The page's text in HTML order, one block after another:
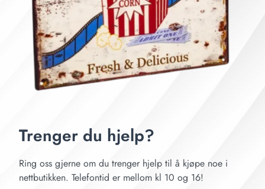
Trenger du hjelp?
Ring oss gjerne om du trenger hjelp til å kjøpe noe i
nettbutikken. Telefontid er mellom kl 10 og 16!